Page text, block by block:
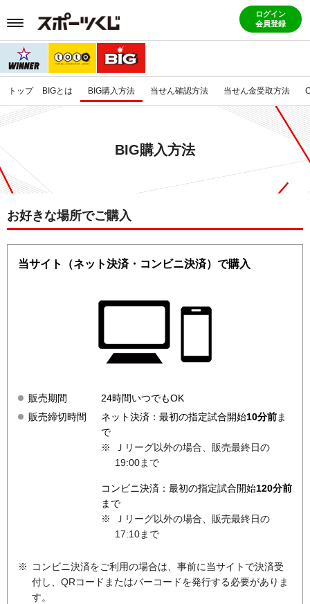
ログイン
会員登録
トップ BIGとは BIG購入方法 当せん確認方法 当せん金受取方法
BIG購入方法
お好きな場所でご購入
当サイト（ネット決済・コンビニ決済）で購入
販売期間
24時間いつでもOK
販売締切時間
ネット決済：最初の指定試合開始10分前ま
で
Ｊリーグ以外の場合、販売最終日の
19:00まで
コンビニ決済：最初の指定試合開始120分前
まで
Ｊリーグ以外の場合、販売最終日の
17:10まで
コンビニ決済をご利用の場合は、事前に当サイトで決済受
付し、QRコードまたはバーコードを発行する必要がありま
す。